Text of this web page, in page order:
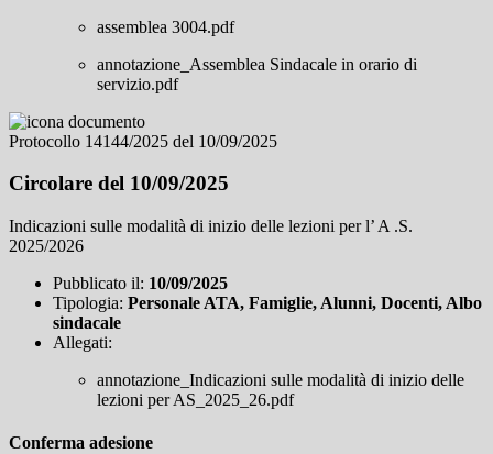
assemblea 3004.pdf
annotazione_Assemblea Sindacale in orario di
servizio.pdf
Protocollo 14144/2025 del 10/09/2025
Circolare del 10/09/2025
Indicazioni sulle modalità di inizio delle lezioni per l’ A .S.
2025/2026
Pubblicato il: 10/09/2025
Tipologia: Personale ATA, Famiglie, Alunni, Docenti, Albo
sindacale
Allegati:
annotazione_Indicazioni sulle modalità di inizio delle
lezioni per AS_2025_26.pdf
Conferma adesione